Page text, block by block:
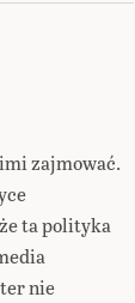
zajmować.
ta polityka
nie